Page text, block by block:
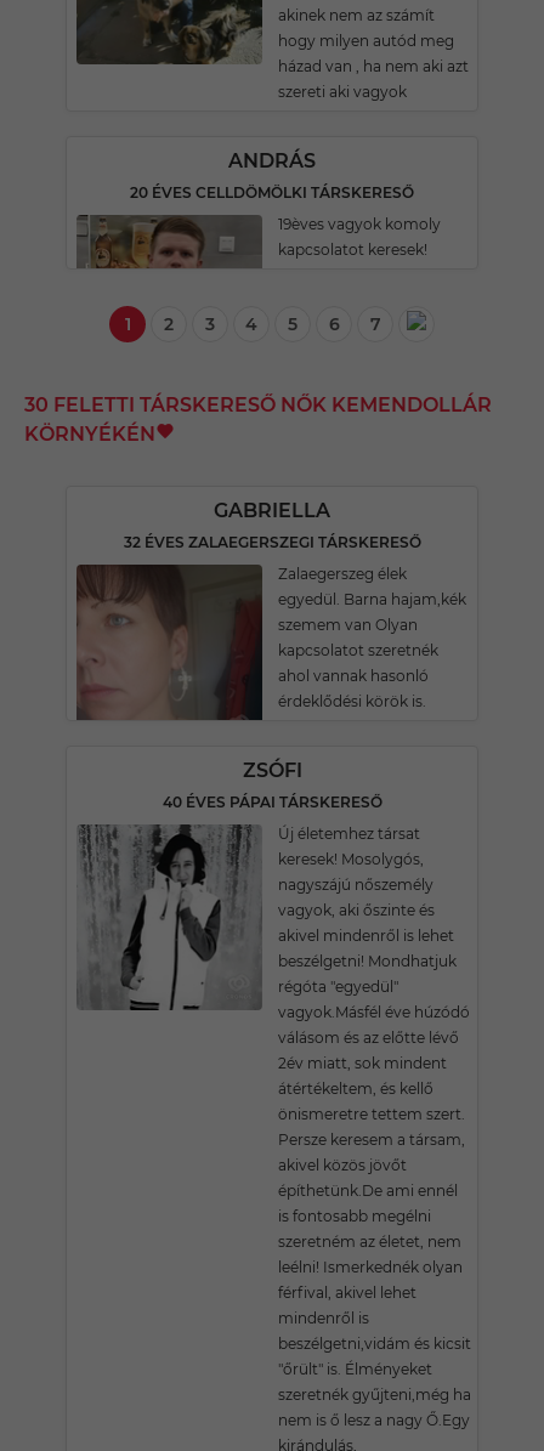
akinek nem az számít
hogy milyen autód meg
házad van , ha nem aki azt
szereti aki vagyok
ANDRÁS
20 ÉVES CELLDÖMÖLKI TÁRSKERESŐ
19èves vagyok komoly
kapcsolatot keresek!
1 2 3 4 5 6 7
30 FELETTI TÁRSKERESŐ NŐK KEMENDOLLÁR
KÖRNYÉKÉN
GABRIELLA
32 ÉVES ZALAEGERSZEGI TÁRSKERESŐ
Zalaegerszeg élek
egyedül. Barna hajam,kék
szemem van Olyan
kapcsolatot szeretnék
ahol vannak hasonló
érdeklődési körök is.
ZSÓFI
40 ÉVES PÁPAI TÁRSKERESŐ
Új életemhez társat
keresek! Mosolygós,
nagyszájú nőszemély
vagyok, aki őszinte és
akivel mindenről is lehet
beszélgetni! Mondhatjuk
régóta "egyedül"
vagyok.Másfél éve húzódó
válásom és az előtte lévő
2év miatt, sok mindent
átértékeltem, és kellő
önismeretre tettem szert.
Persze keresem a társam,
akivel közös jövőt
építhetünk.De ami ennél
is fontosabb megélni
szeretném az életet, nem
leélni! Ismerkednék olyan
férfival, akivel lehet
mindenről is
beszélgetni,vidám és kicsit
"őrült" is. Élményeket
szeretnék gyűjteni,még ha
nem is ő lesz a nagy Ő.Egy
kirándulás,